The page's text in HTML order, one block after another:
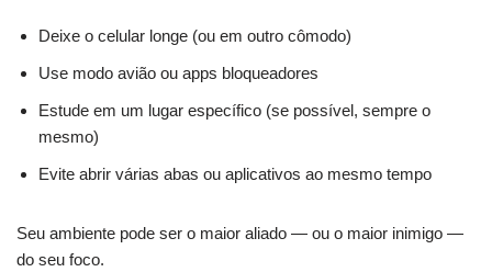
Deixe o celular longe (ou em outro cômodo)
Use modo avião ou apps bloqueadores
Estude em um lugar específico (se possível, sempre o
mesmo)
Evite abrir várias abas ou aplicativos ao mesmo tempo
Seu ambiente pode ser o maior aliado — ou o maior inimigo —
do seu foco.